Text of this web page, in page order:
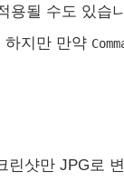
용될 수도 있습
하지만 만약
샷만 JPG로